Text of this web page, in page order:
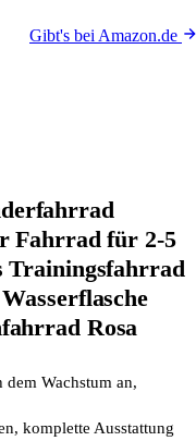
Gibt's bei Amazon.de
Fahrrad für 2-5
Trainingsfahrrad
Rosa
dem Wachstum an,
komplette Ausstattung